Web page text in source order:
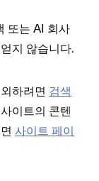
또는 AI 회사
지 않습니다.
하려면 검색
이트의 콘텐
사이트 페이